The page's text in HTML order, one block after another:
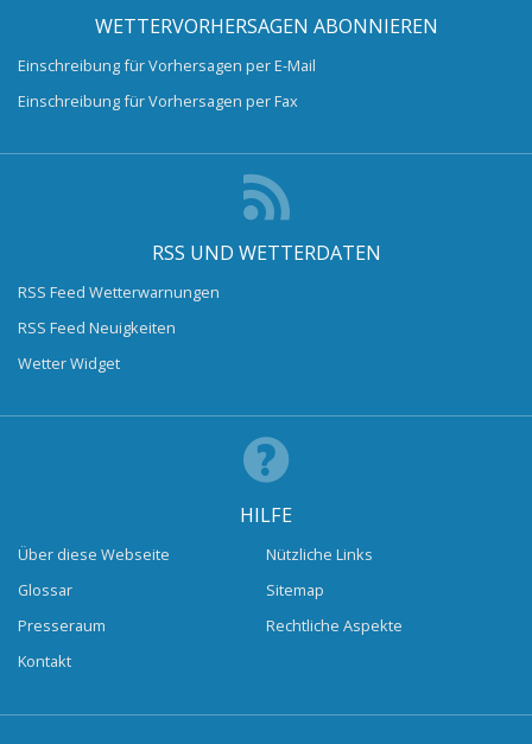
WETTERVORHERSAGEN ABONNIEREN
Einschreibung für Vorhersagen per E-Mail
Einschreibung für Vorhersagen per Fax
RSS UND WETTERDATEN
RSS Feed Wetterwarnungen
RSS Feed Neuigkeiten
Wetter Widget
HILFE
Über diese Webseite
Glossar
Presseraum
Kontakt
Nützliche Links
Sitemap
Rechtliche Aspekte